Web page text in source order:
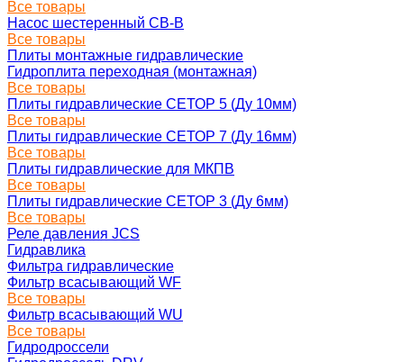
Все товары
Насос шестеренный СВ-В
Все товары
Плиты монтажные гидравлические
Гидроплита переходная (монтажная)
Все товары
Плиты гидравлические СЕТОР 5 (Ду 10мм)
Все товары
Плиты гидравлические СЕТОР 7 (Ду 16мм)
Все товары
Плиты гидравлические для МКПВ
Все товары
Плиты гидравлические СЕТОР 3 (Ду 6мм)
Все товары
Реле давления JCS
Гидравлика
Фильтра гидравлические
Фильтр всасывающий WF
Все товары
Фильтр всасывающий WU
Все товары
Гидродроссели